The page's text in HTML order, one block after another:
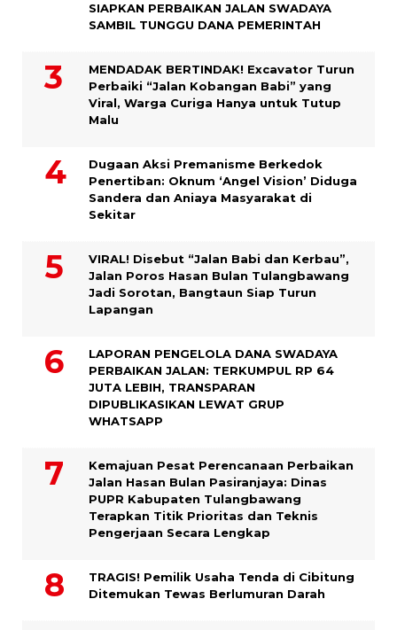
SIAPKAN PERBAIKAN JALAN SWADAYA
SAMBIL TUNGGU DANA PEMERINTAH
MENDADAK BERTINDAK! Excavator Turun
Perbaiki “Jalan Kobangan Babi” yang
Viral, Warga Curiga Hanya untuk Tutup
Malu
Dugaan Aksi Premanisme Berkedok
Penertiban: Oknum ‘Angel Vision’ Diduga
Sandera dan Aniaya Masyarakat di
Sekitar
VIRAL! Disebut “Jalan Babi dan Kerbau”,
Jalan Poros Hasan Bulan Tulangbawang
Jadi Sorotan, Bangtaun Siap Turun
Lapangan
LAPORAN PENGELOLA DANA SWADAYA
PERBAIKAN JALAN: TERKUMPUL RP 64
JUTA LEBIH, TRANSPARAN
DIPUBLIKASIKAN LEWAT GRUP
WHATSAPP
Kemajuan Pesat Perencanaan Perbaikan
Jalan Hasan Bulan Pasiranjaya: Dinas
PUPR Kabupaten Tulangbawang
Terapkan Titik Prioritas dan Teknis
Pengerjaan Secara Lengkap
TRAGIS! Pemilik Usaha Tenda di Cibitung
Ditemukan Tewas Berlumuran Darah